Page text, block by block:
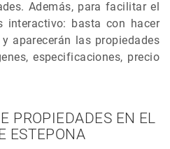
Además, para facilitar el
interactivo: basta con hacer
aparecerán las propiedades
especificaciones, precio
PROPIEDADES EN EL
ESTEPONA